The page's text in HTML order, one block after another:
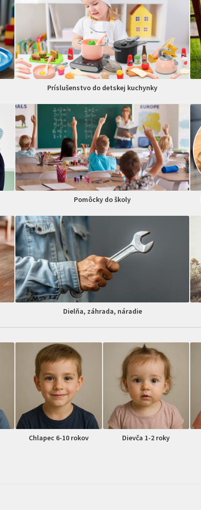
Príslušenstvo do detskej kuchynky
Pomôcky do školy
Dielňa, záhrada, náradie
Chlapec 6-10 rokov Dievča 1-2 roky